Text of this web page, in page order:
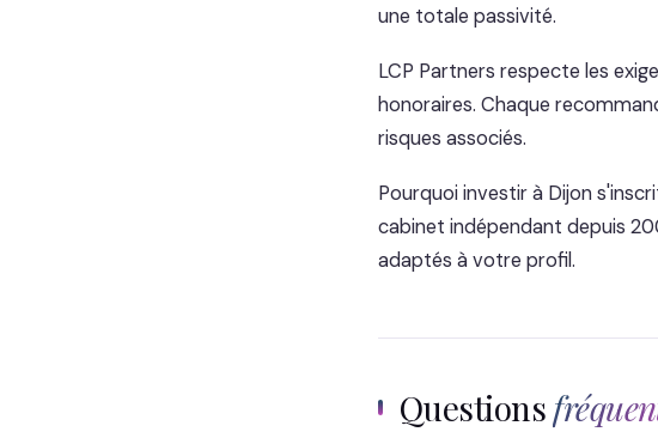
une totale passivité.
LCP Partners respecte les
honoraires. Chaque
risques associés.
Pourquoi investir à Dijon
cabinet indépendant depuis
adaptés à votre profil.
Questions